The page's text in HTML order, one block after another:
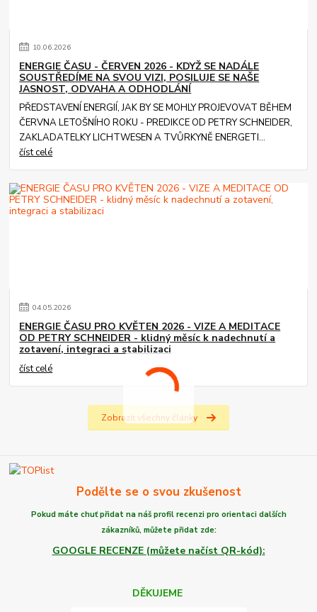
10.06.2026
ENERGIE ČASU - ČERVEN 2026 - KDYŽ SE NADÁLE
SOUSTŘEDÍME NA SVOU VIZI, POSILUJE SE NAŠE
JASNOST, ODVAHA A ODHODLÁNÍ
PŘEDSTAVENÍ ENERGIÍ, JAK BY SE MOHLY PROJEVOVAT BĚHEM
ČERVNA LETOŠNÍHO ROKU - PREDIKCE OD PETRY SCHNEIDER,
ZAKLADATELKY LICHTWESEN A TVŮRKYNĚ ENERGETI...
číst celé
04.05.2026
ENERGIE ČASU PRO KVĚTEN 2026 - VIZE A MEDITACE
OD PETRY SCHNEIDER - klidný měsíc k nadechnutí a
zotavení, integraci a stabilizaci
číst celé
Zobrazit všechny články
Podělte se o svou zkušenost
Pokud máte chuťpřidat na náš profil recenzi pro orientaci dalších
zákazníků, můžete přidat zde:
GOOGLE RECENZE (můžete načíst QR-kód):
DĚKUJEME